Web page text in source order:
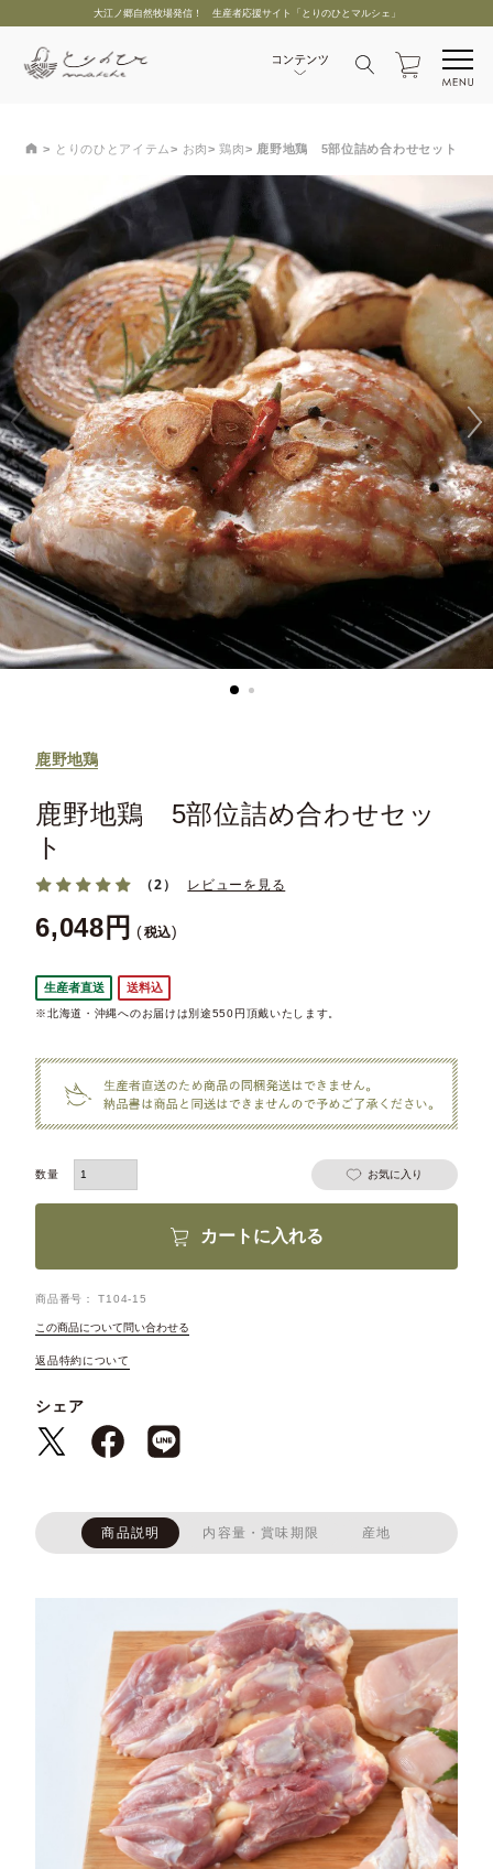
大江ノ郷自然牧場発信！ 生産者応援サイト「とりのひとマルシェ」
とりのひとアイテム お肉 鶏肉 鹿野地鶏 5部位詰め合わせセット
鹿野地鶏
鹿野地鶏 5部位詰め合わせセッ
ト
（2） レビューを見る
6,048 税込
生産者直送 送料込
※北海道・沖縄へのお届けは別途550円頂戴いたします。
お気に入り
カートに入れる
商品番号 T104-15
この商品について問い合わせる
返品特約について
シェア
商品説明 内容量・賞味期限 産地